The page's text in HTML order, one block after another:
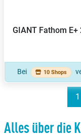
GIANT Fathom E+
Bei 10 Shops
1
Alles über die